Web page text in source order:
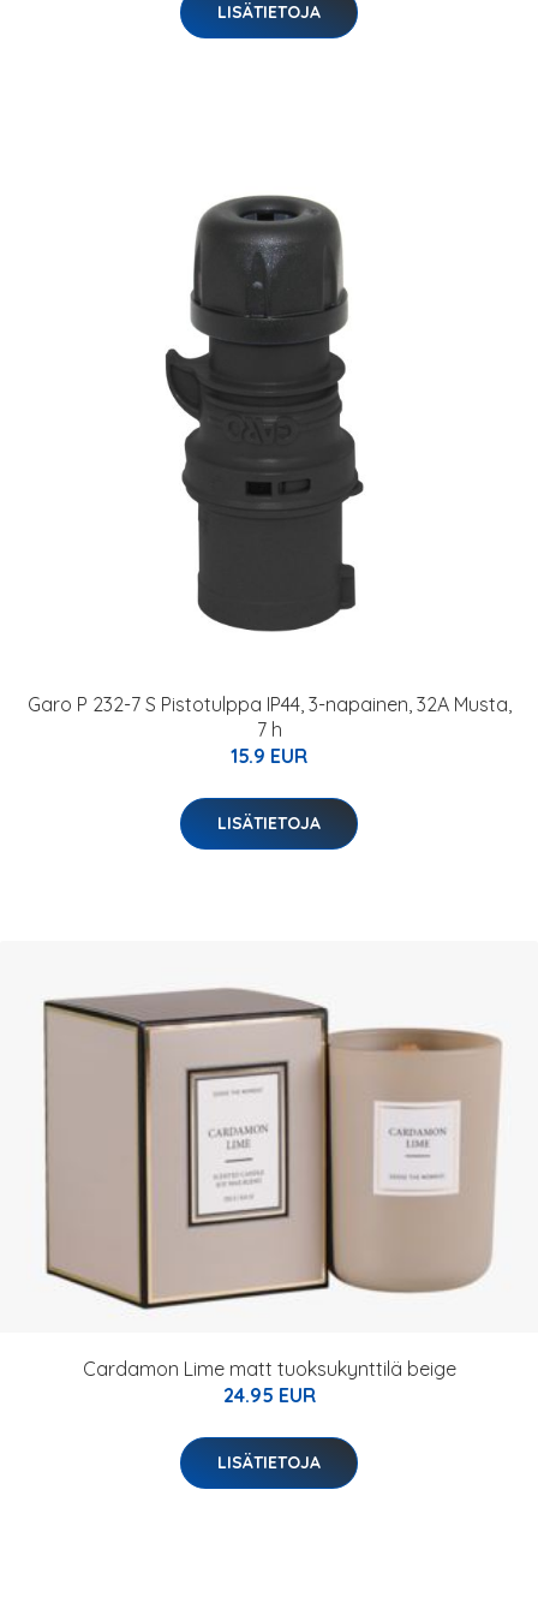
LISÄTIETOJA
Garo P 232-7 S Pistotulppa IP44, 3-napainen, 32A Musta,
7 h
15.9 EUR
LISÄTIETOJA
Cardamon Lime matt tuoksukynttilä beige
24.95 EUR
LISÄTIETOJA